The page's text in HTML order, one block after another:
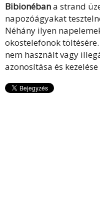
Bibionébana strand
napozóágyakat
Néhány ilyen
okostelefonok
nem használt vagy
azonosítása és kezelése